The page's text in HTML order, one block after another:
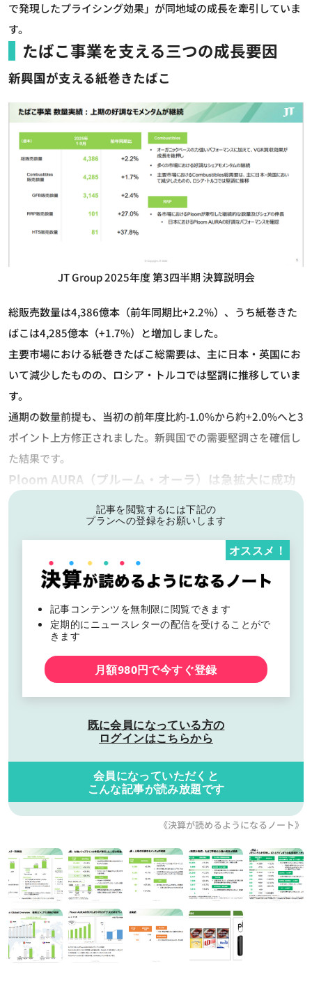
で発現したプライシング効果」が同地域の成長を牽引していま
す。
たばこ事業を支える三つの成長要因
新興国が支える紙巻きたばこ
JT Group 2025年度 第3四半期 決算説明会
総販売数量は4,386億本（前年同期比+2.2%）、うち紙巻きた
ばこは4,285億本（+1.7%）と増加しました。
主要市場における紙巻きたばこ総需要は、主に日本・英国にお
いて減少したものの、ロシア・トルコでは堅調に推移していま
す。
通期の数量前提も、当初の前年度比約-1.0%から約+2.0%へと3
ポイント上方修正されました。新興国での需要堅調さを確信し
た結果です。
Ploom AURA（プルーム・オーラ）は急拡大に成功
記事を閲覧するには下記の
プランへの登録をお願いします
記事コンテンツを無制限に閲覧できます
定期的にニュースレターの配信を受けることがで
きます
オススメ！
月額980円で今すぐ登録
既に会員になっている方の
ログインはこちらから
会員になっていただくと
こんな記事が読み放題です
《決算が読めるようになるノート》